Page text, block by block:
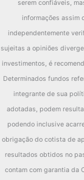
serem confiáveis,
informações assim
independentemente
sujeitas a opiniões
investimentos, é
Determinados fundos
integrante de sua
adotadas, podem
podendo inclusive
obrigação do cotista de
resultados obtidos no
contam com garantia da